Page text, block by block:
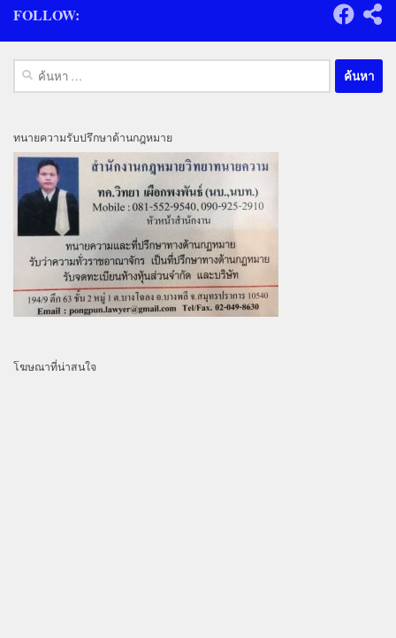
FOLLOW:
ค้นหา
สำหรับ:
ทนายความรับปรึกษาด้านกฎหมาย
โฆษณาที่น่าสนใจ